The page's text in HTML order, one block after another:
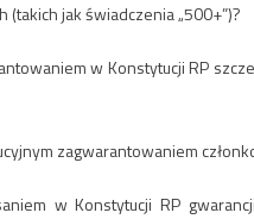
jak świadczenia „500+”)?
w Konstytucji RP
zagwarantowaniem
w Konstytucji RP